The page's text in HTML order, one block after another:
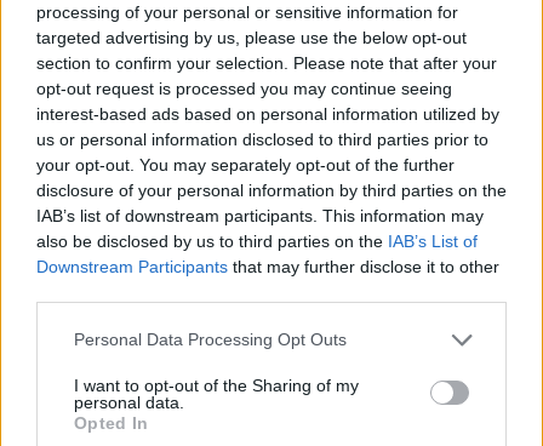
processing of your personal or sensitive information for
targeted advertising by us, please use the below opt-out
section to confirm your selection. Please note that after your
opt-out request is processed you may continue seeing
interest-based ads based on personal information utilized by
us or personal information disclosed to third parties prior to
your opt-out. You may separately opt-out of the further
disclosure of your personal information by third parties on the
IAB’s list of downstream participants. This information may
also be disclosed by us to third parties on the IAB’s List of
Downstream Participants that may further disclose it to other
Please note that this website/app uses one or more Google
not limited to your visit or usage behaviour. You may click to
grant or deny consent to Google and its third-party tags to
use your data for below specified purposes in below Google
Personal Data Processing Opt Outs
I want to opt-out of the Sharing of my
personal data.
Opted In
Persze a tökéletestől messze volt a V12-es csomag, és
amikor Häkkinen – immár egyedül – ismét próbára tette
azt Silverstone-ban, már nem minden alakult olyan
zökkenőmentesen, mint addig. De így is volt benne
potenciál, ráadásul Forghieri Senna kívánalmainak
megfelelően módosított a 3,5 literes szörnyetegen, a
brazil ugyanis a felső fordulatszám-tartományban
kevésbé brutális, ám a közepes tartományban jobban
viselkedő motort akart. Ennek eredményeként előbbi
tartományban 25 lóerőt áldozott be Forghieri, cserébe
60-at talált alacsonyabb fordulatszám mellett.
„Soha nem felejtem el, milyen érzés volt ott vezetni azt
az autót. Csodálatos volt. A motorerő csak jött és jött,